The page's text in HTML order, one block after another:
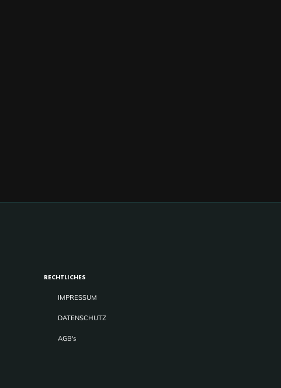
RECHTLICHES
IMPRESSUM
DATENSCHUTZ
AGB's